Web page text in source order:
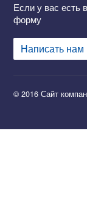
Если у вас есть
форму
Написать нам
© 2016 Сайт